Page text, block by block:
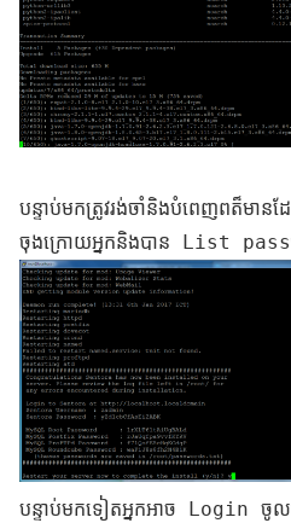
បន្ទាប់មកត្រូវរង់ចាំនិងបំពេញព
បន្ទាប់មកទៀតអ្នកអាច